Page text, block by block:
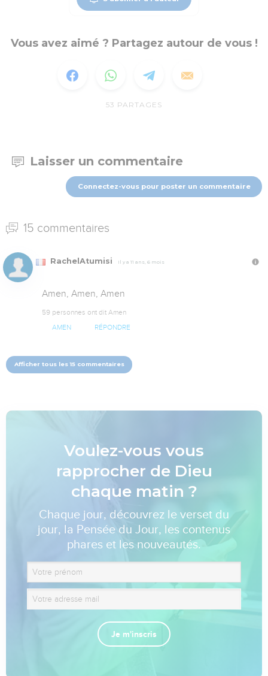
Vous avez aimé ? Partagez autour de vous !
53 PARTAGES
Laisser un commentaire
Connectez-vous pour poster un commentaire
15 commentaires
RachelAtumisi Il y a 11 ans, 6 mois
Amen, Amen, Amen
59 personnes ont dit Amen
AMEN RÉPONDRE
Afficher tous les 15 commentaires
Voulez-vous vous
rapprocher de Dieu
chaque matin ?
Chaque jour, découvrez le verset du
jour, la Pensée du Jour, les contenus
phares et les nouveautés.
Je m'inscris